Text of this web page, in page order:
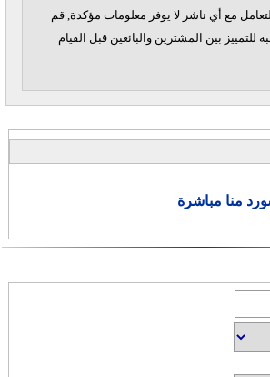
مع أي ناشر لا يوفر معلومات مؤكدة, قم
للتمييز بين المشترين والبائعين قبل القيام
منا مباشرة